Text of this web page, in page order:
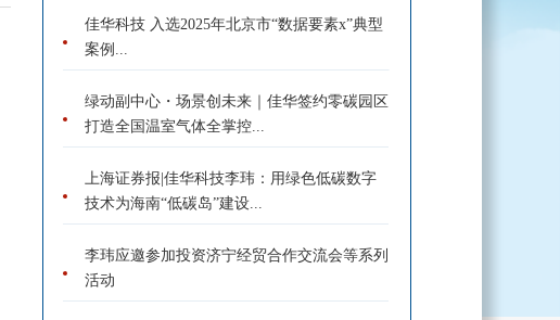
佳华科技 入选2025年北京市“数据要素x”典型
案例...
绿动副中心・场景创未来｜佳华签约零碳园区
打造全国温室气体全掌控...
上海证券报|佳华科技李玮：用绿色低碳数字
技术为海南“低碳岛”建设...
李玮应邀参加投资济宁经贸合作交流会等系列
活动